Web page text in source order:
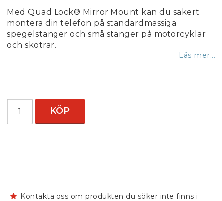
Med Quad Lock® Mirror Mount kan du säkert
montera din telefon på standardmässiga
spegelstänger och små stänger på motorcyklar
och skotrar.
Läs mer...
KÖP
Kontakta oss om produkten du söker inte finns i